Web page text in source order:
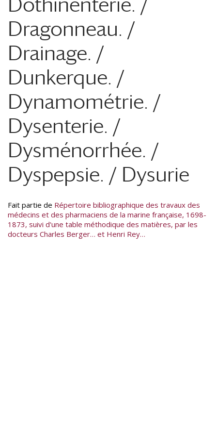
Dragonneau. /
Drainage. /
Dunkerque. /
Dynamométrie. /
Dysenterie. /
Dysménorrhée. /
Dyspepsie. / Dysurie
Fait partie de Répertoire bibliographique des travaux des
médecins et des pharmaciens de la marine française, 1698-
1873, suivi d'une table méthodique des matières, par les
docteurs Charles Berger… et Henri Rey…